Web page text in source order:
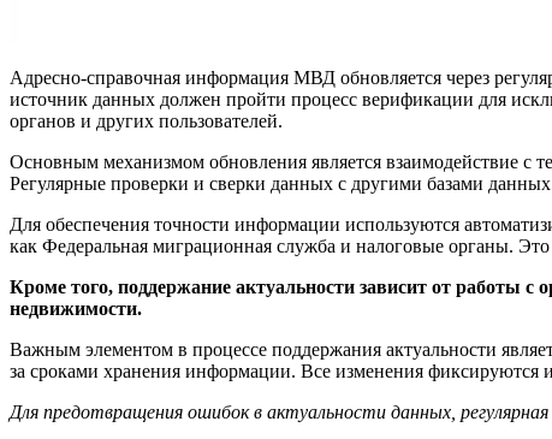
Адресно-справочная информация МВД обновляется через
источник данных должен пройти процесс верификации для
органов и других пользователей.
Основным механизмом обновления является взаимодействие
Регулярные проверки и сверки данных с другими базами
Для обеспечения точности информации используются
как Федеральная миграционная служба и налоговые органы. Это
Кроме того, поддержание актуальности зависит от работы
недвижимости.
Важным элементом в процессе поддержания актуальности
за сроками хранения информации. Все изменения фиксируются
Для предотвращения ошибок в актуальности данных,